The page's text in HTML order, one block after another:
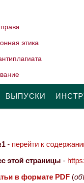
этика
ВЫПУСКИ
- перейти к
этой страницы -
в формате PDF (